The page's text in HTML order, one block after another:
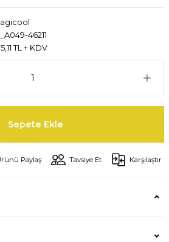
46211
TL + KDV
Sepete Ekle
Paylaş Tavsiye Et Karşılaştır